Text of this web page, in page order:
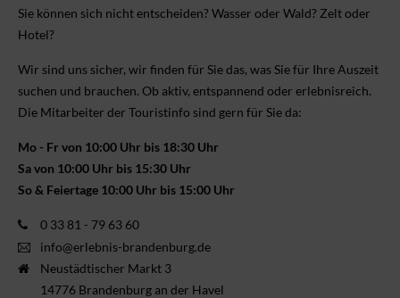
Sie können sich nicht ent­scheiden? Wasser oder Wald? Zelt oder
Hotel?
Wir sind uns sicher, wir finden für Sie das, was Sie für Ihre Aus­zeit
suchen und brauchen. Ob aktiv, ent­spannend oder erlebnis­reich.
Die Mitarbeiter der Touristinfo sind gern für Sie da:
Mo - Fr von 10:00 Uhr bis 18:30 Uhr
Sa von 10:00 Uhr bis 15:30 Uhr
So & Feiertage 10:00 Uhr bis 15:00 Uhr
0 33 81 - 79 63 60
info@erlebnis-brandenburg.de
Neustädtischer Markt 3
14776 Brandenburg an der Havel